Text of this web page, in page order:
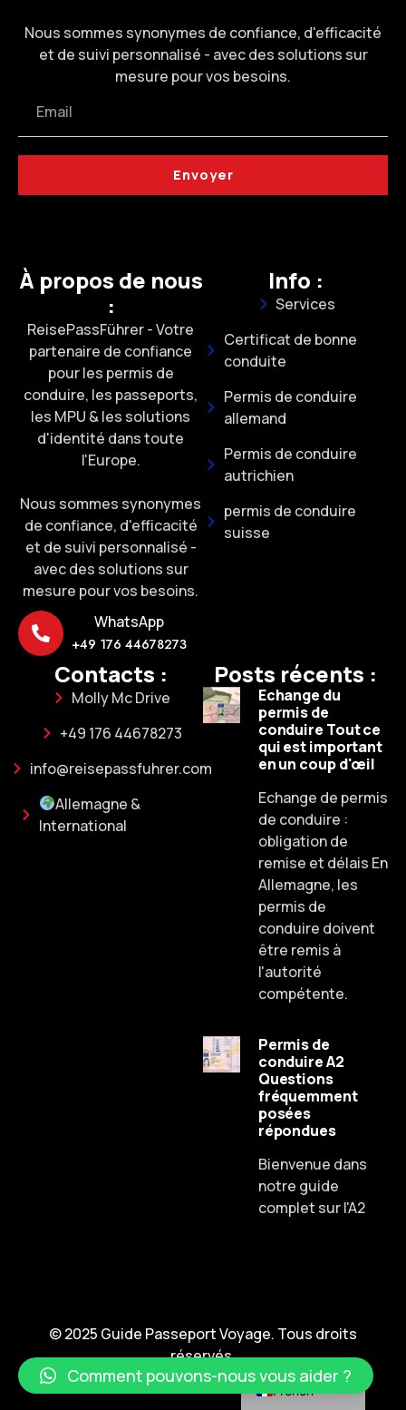
Nous sommes synonymes de confiance, d'efficacité
et de suivi personnalisé - avec des solutions sur
mesure pour vos besoins.
Envoyer
À propos de nous
:
ReisePassFührer - Votre
partenaire de confiance
pour les permis de
conduire, les passeports,
les MPU & les solutions
d'identité dans toute
l'Europe.
Nous sommes synonymes
de confiance, d'efficacité
et de suivi personnalisé -
avec des solutions sur
mesure pour vos besoins.
WhatsApp
+49 176 44678273
Info :
Services
Certificat de bonne
conduite
Permis de conduire
allemand
Permis de conduire
autrichien
permis de conduire
suisse
Contacts :
Molly Mc Drive
+49 176 44678273
info@reisepassfuhrer.com
Allemagne &
International
Posts récents :
Echange du
permis de
conduire Tout ce
qui est important
en un coup d'œil
Echange de permis
de conduire :
obligation de
remise et délais En
Allemagne, les
permis de
conduire doivent
être remis à
l'autorité
compétente.
Permis de
conduire A2
Questions
fréquemment
posées
répondues
Bienvenue dans
notre guide
complet sur l'A2
© 2025 Guide Passeport Voyage. Tous droits
réservés.
Comment pouvons-nous vous aider ?
French
German
English
Chinese
Spanish
Russian